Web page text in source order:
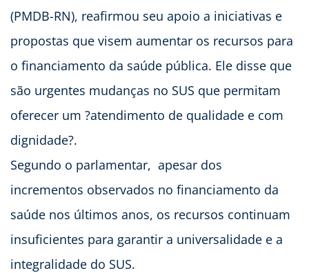
(PMDB-RN), reafirmou seu apoio a iniciativas e
propostas que visem aumentar os recursos para
o financiamento da saúde pública. Ele disse que
são urgentes mudanças no SUS que permitam
oferecer um ?atendimento de qualidade e com
dignidade?.
Segundo o parlamentar, apesar dos
incrementos observados no financiamento da
saúde nos últimos anos, os recursos continuam
insuficientes para garantir a universalidade e a
integralidade do SUS.